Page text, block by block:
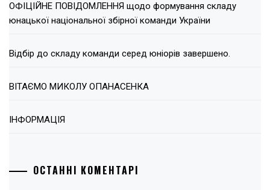
ОФІЦІЙНЕ ПОВІДОМЛЕННЯ щодо формування складу
юнацької національної збірної команди України
Відбір до складу команди серед юніорів завершено.
ВІТАЄМО МИКОЛУ ОПАНАСЕНКА
ІНФОРМАЦІЯ
ОСТАННІ КОМЕНТАРІ